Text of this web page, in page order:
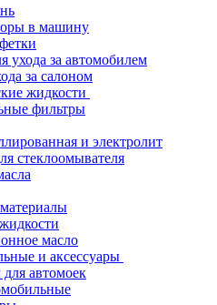
в машину
ухода за автомобилем
за салоном
жидкости
фильтры
и электролит
стеклоомывателя
масло
и аксессуары
автомоек